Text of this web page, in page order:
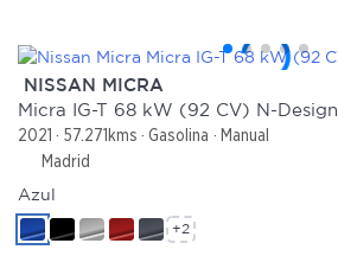
NISSAN MICRA
Micra IG-T 68 kW (92 CV) N-Design
2021 57.271kms Gasolina
Manual
Madrid
Azul
+2